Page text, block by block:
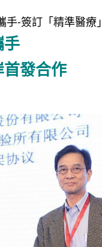
手-簽訂「精準醫
手
發合作